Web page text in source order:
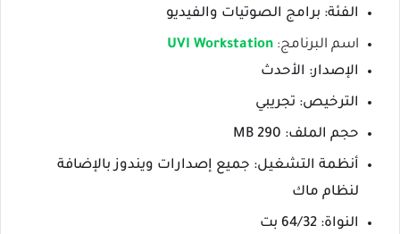
الفئة: برامج الصوتيات والفيديو
اسم البرنامج:
الإصدار: الأحدث
الترخيص: تجريبي
حجم الملف: 290 MB
أنظمة التشغيل: جميع إصدارات ويندوز بالإضافة
لنظام ماك
النواة: 64/32 بت